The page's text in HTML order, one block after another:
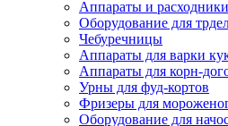
Аппараты и
Оборудование для
Чебуречницы
Аппараты для варки
Аппараты для корн-
Урны для фуд-кортов
Фризеры для
Оборудование для